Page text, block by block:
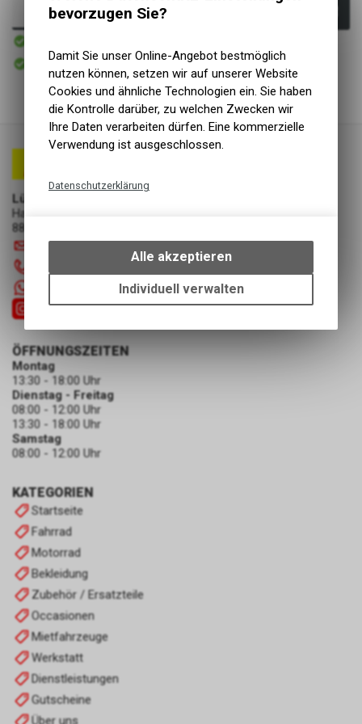
In den Warenkorb
Sofort abholbar
Abholung Lüscher Motor- & Bike World
Lüscher Motor- & Bike World
Hauptstrasse 29a
8867 Niederurnen
info@luscherag.ch
KATEGORIEN
Startseite
Fahrrad
Motorrad
Bekleidung
Zubehör / Ersatzteile
Occasionen
Mietfahrzeuge
Werkstatt
Dienstleistungen
Gutscheine
Über uns
ÖFFNUNGSZEITEN
Montag
13:30 - 18:00 Uhr
Dienstag - Freitag
08:00 - 12:00 Uhr
13:30 - 18:00 Uhr
Samstag
08:00 - 12:00 Uhr
bevorzugen Sie?
Damit Sie unser Online-Angebot bestmöglich
nutzen können, setzen wir auf unserer Website
Cookies und ähnliche Technologien ein. Sie haben
die Kontrolle darüber, zu welchen Zwecken wir
Ihre Daten verarbeiten dürfen. Eine kommerzielle
Verwendung ist ausgeschlossen.
Datenschutzerklärung
bestimmte Interaktionen und
Einstellungen auf Ihrem Gerät,
um die grundlegenden
Funktionen unseres Online-
Alle akzeptieren
Individuell verwalten